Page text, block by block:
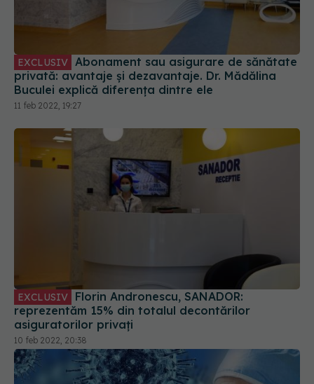
EXCLUSIV
privată: avantaje și dezavantaje. Dr. Mădălina
Buculei explică diferența dintre ele
11 feb 2022, 19:27
EXCLUSIV
reprezentăm 15% din totalul decontărilor
asiguratorilor privați
10 feb 2022, 20:38